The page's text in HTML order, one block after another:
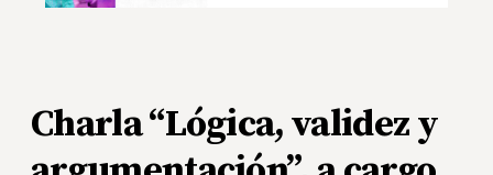
Charla “Lógica, validez y